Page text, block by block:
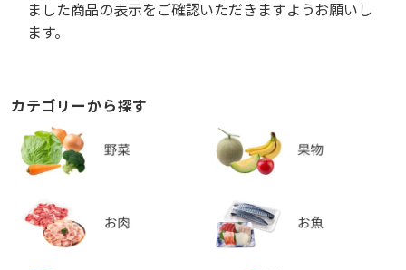
ました商品の表示をご確認いただきますようお願いし
ます。
カテゴリーから探す